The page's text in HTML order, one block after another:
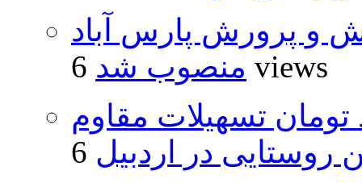
و پرورش پارس آباد
منصوب شد 6 views
و ۴۸۰ میلیارد تومان تسهیلات مقاوم
در اردبیل